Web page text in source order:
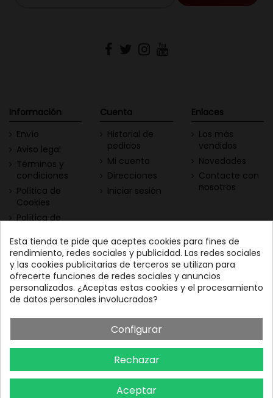
Información
Envío
Aviso legal
Términos y
condiciones
Política de
Cookies
Política de
Cuenta
Historial de
pedidos
Mi cuenta
Direcciones
Iniciar sesión
Enlaces
Los más
vendidos
Novedades
Contacte con
nosotros
Contacta con nosotros
Nuestras Vinotecas:
Vinofilos Triana: Viera y
Clavijo, 23 - Gran Canaria
Vinófilos Santa Cruz: Adán
Martín Menis, 5 - Tenerife
Descarga nuestra App
Todo el vino a tu
alcance
Esta tienda te pide que aceptes cookies para fines de
rendimiento, redes sociales y publicidad. Las redes sociales
y las cookies publicitarias de terceros se utilizan para
ofrecerte funciones de redes sociales y anuncios
personalizados. ¿Aceptas estas cookies y el procesamiento
de datos personales involucrados?
Configurar
Rechazar
Aceptar